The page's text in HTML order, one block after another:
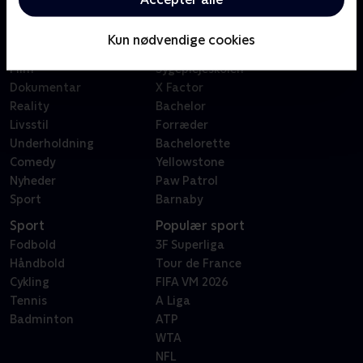
Kun nødvendige cookies
Kategorier
Film
Dokumentar
Reality
Livsstil
Underholdning
Comedy
Nyheder
Sport
Badehotellet
Sygeplejeskolen
X Factor
Bachelor
Forræder
Bachelorette
Yellowstone
Paw Patrol
Barnaby
Sport
Fodbold
Håndbold
Cykling
Tennis
Badminton
Populær sport
3F Superliga
Tour de France
FIFA VM 2026
A Liga
ATP
WTA
NFL